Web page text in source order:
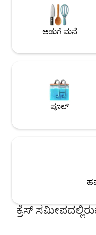
ಕ್ಷಣವೂ ನೆಮ್ಮದಿ ಮತ್ತು
ನೀಡುತ್ತದೆ. ಅಂತಿಮ
ಅಡುಗೆ ಮನೆ
ಪೂಲ್
ಕ್ರೆಸ್